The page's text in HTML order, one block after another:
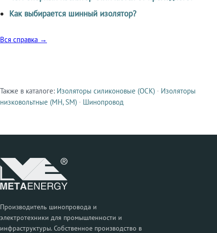
Как выбирается шинный изолятор?
Вся справка →
Смежные продукты
Также в каталоге: Изоляторы силиконовые (ОСК) · Изоляторы
низковольтные (МН, SM) · Шинопровод
Производитель шинопровода и
электротехники для промышленности и
инфраструктуры. Собственное производство в